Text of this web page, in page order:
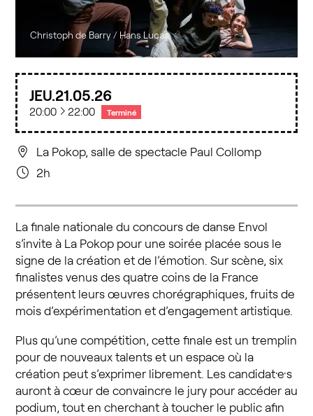
Christoph de Barry / Hans Lucas
JEU.21 05 26
20:00 à22:00 Terminé
La Pokop, salle de spectacle Paul Collomp
2h
La finale nationale du concours de danse Envol
s’invite à La Pokop pour une soirée placée sous le
signe de la création et de l’émotion. Sur scène, six
finalistes venus des quatre coins de la France
présentent leurs œuvres chorégraphiques, fruits de
mois d’expérimentation et d’engagement artistique.
Plus qu’une compétition, cette finale est un tremplin
pour de nouveaux talents et un espace où la
création peut s’exprimer librement. Les candidat·e·s
auront à cœur de convaincre le jury pour accéder au
podium, tout en cherchant à toucher le public afin